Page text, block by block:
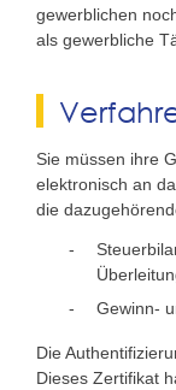
gewerblichen
als gewerbliche
Sie müssen ihre
elektronisch an
die
Gewinn-
Die
Dieses Zertifikat